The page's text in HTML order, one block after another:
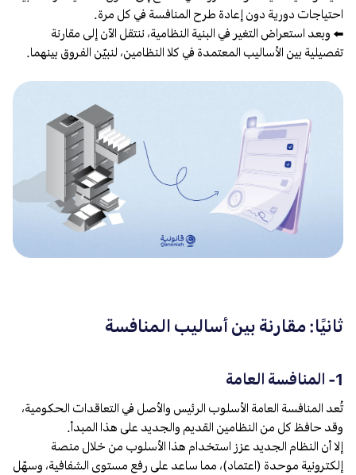
احتياجات دورية دون إعادة طرح المنافسة في كل مرة.
⬅️ وبعد استعراض التغير في البنية النظامية، ننتقل الآن إلى مقارنة
تفصيلية بين الأساليب المعتمدة في كلا النظامين، لنبيّن الفروق بينهما.
ثانيًا: مقارنة بين أساليب المنافسة
1- المنافسة العامة
تُعد المنافسة العامة الأسلوب الرئيس والأصل في التعاقدات الحكومية،
وقد حافظ كل من النظامين القديم والجديد على هذا المبدأ.
إلا أن النظام الجديد عزز استخدام هذا الأسلوب من خلال منصة
إلكترونية موحدة (اعتماد)، مما ساعد على رفع مستوى الشفافية، وسهّل